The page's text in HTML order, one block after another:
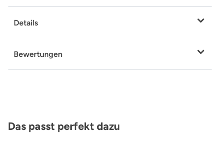
Details
Bewertungen
Produktgalerie überspringen
Das passt perfekt dazu